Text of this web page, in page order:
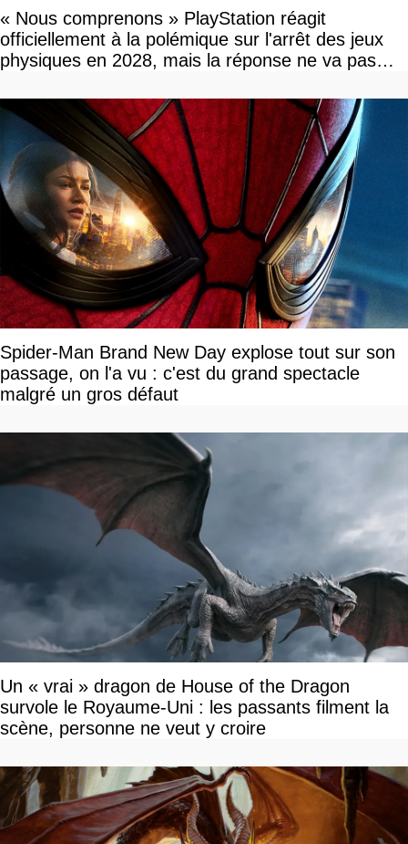
« Nous comprenons » PlayStation réagit
officiellement à la polémique sur l'arrêt des jeux
physiques en 2028, mais la réponse ne va pas
Spider-Man Brand New Day explose tout sur son
passage, on l'a vu : c'est du grand spectacle
malgré un gros défaut
Un « vrai » dragon de House of the Dragon
survole le Royaume-Uni : les passants filment la
scène, personne ne veut y croire